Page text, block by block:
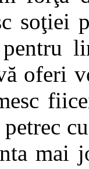
soţiei
oferi
mai